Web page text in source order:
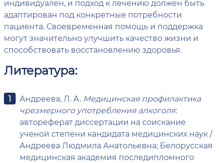
индивидуален, и подход к лечению должен быть
адаптирован под конкретные потребности
пациента. Своевременная помощь и поддержка
могут значительно улучшить качество жизни и
способствовать восстановлению здоровья.
Литература:
Андреева, Л. А. Медицинская профилактика
чрезмерного употребления алкоголя:
автореферат диссертации на соискание
ученой степени кандидата медицинских наук /
Андреева Людмила Анатольевна; Белорусская
медицинская академия последипломного